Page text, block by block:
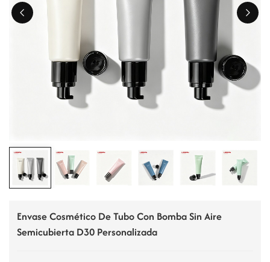
Tiếng việt
中文
Envase Cosmético De Tubo Con Bomba Sin Aire
Semicubierta D30 Personalizada